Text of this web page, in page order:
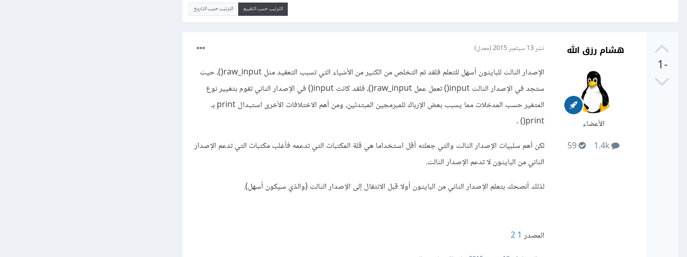
الترتيب حسب التقييم الترتيب حسب التاريخ
-1
هشام رزق الله
الأعضاء
نشر13 سبتمبر 2015 (معدل)
الإصدار الثالث للبايثون أسهل للتعلم فلقد تم التخلص من الكثير من الأشياء التي تسبب التعقيد مثل raw_input()، حيث
ستجد في الإصدار الثالث input() تعمل عمل raw_input()، فلقد كانت input() في الإصدار الثاني تقوم بتغيير نوع
المتغير حسب المدخلات مما يسبب بعض الإرباك للمبرمجين المبتدئين، ومن أهم الاختلافات الأخرى استبدال print بـ
print() .
لكن أهم سلبيات الإصدار الثالث والتي جعلته أقل استخداما هي قلة المكتبات التي تدعمه فأغلب مكتبات التي تدعم الإصدار
الثاني من البايثون لا تدعم الإصدار الثالث.
لذلك أنصحك بتعلم الإصدار الثاني من البايثون أولا قبل الانتقال إلى الإصدار الثالث (والذي سيكون أسهل).
المصدر 1
2